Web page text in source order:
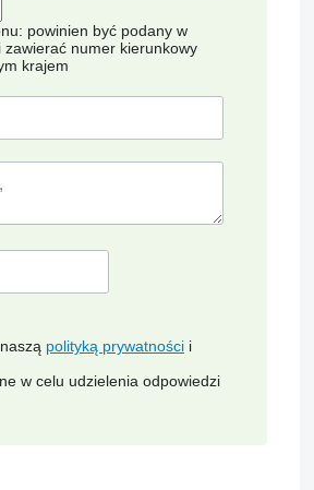
powinien być podany w
numer kierunkowy
krajem
polityką prywatności i
w celu udzielenia odpowiedzi